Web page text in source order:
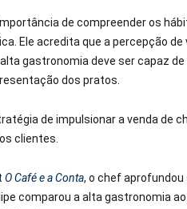
de compreender os
Ele acredita que a percepção
gastronomia deve ser capaz
dos pratos.
de impulsionar a venda de
clientes.
O Café e a Conta, o chef aprofundou
comparou a alta gastronomia